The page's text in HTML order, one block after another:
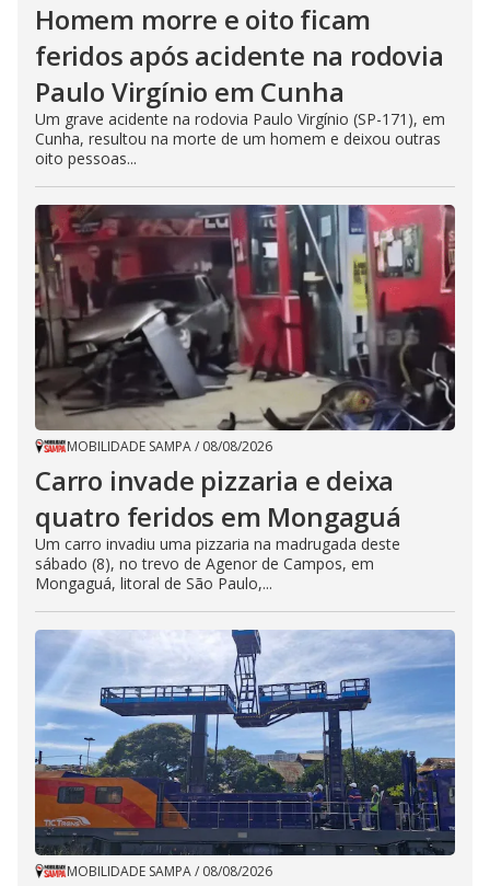
Homem morre e oito ficam
feridos após acidente na rodovia
Paulo Virgínio em Cunha
Um grave acidente na rodovia Paulo Virgínio (SP-171), em
Cunha, resultou na morte de um homem e deixou outras
oito pessoas...
MOBILIDADE SAMPA/ 08/08/2026
Carro invade pizzaria e deixa
quatro feridos em Mongaguá
Um carro invadiu uma pizzaria na madrugada deste
sábado (8), no trevo de Agenor de Campos, em
Mongaguá, litoral de São Paulo,...
MOBILIDADE SAMPA/ 08/08/2026